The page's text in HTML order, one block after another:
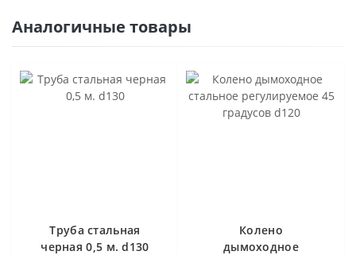
Аналогичные товары
Труба стальная
черная 0,5 м. d130
Колено
дымоходное